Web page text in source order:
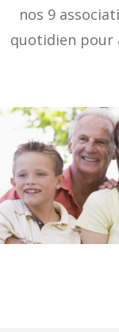
nos 9
quotidien pour